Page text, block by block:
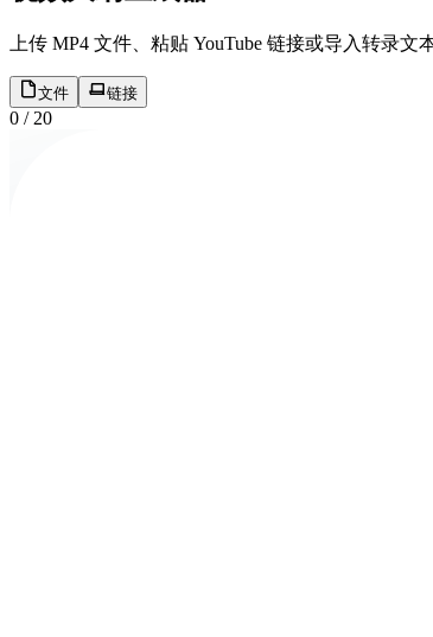
上传 MP4 文件、粘贴 YouTube 链接或导入转录
文件 链接
0 / 20